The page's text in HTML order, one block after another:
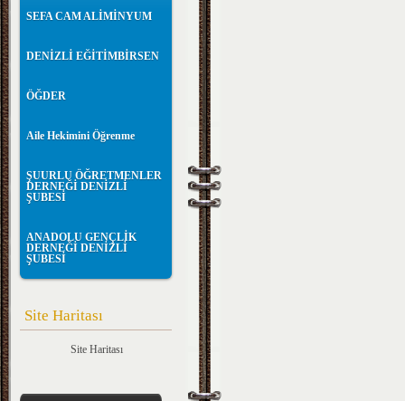
SEFA CAM ALİMİNYUM
DENİZLİ EĞİTİMBİRSEN
ÖĞDER
Aile Hekimini Öğrenme
ŞUURLU ÖĞRETMENLER
DERNEĞİ DENİZLİ
ŞUBESİ
ANADOLU GENÇLİK
DERNEĞİ DENİZLİ
ŞUBESİ
Site Haritası
Site Haritası